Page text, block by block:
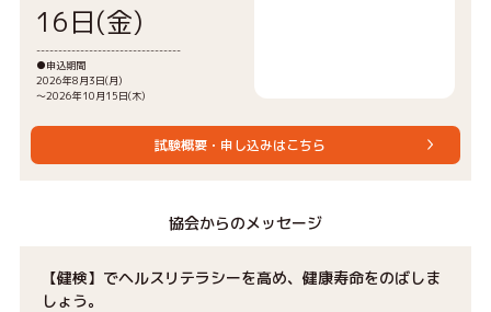
16日(金)
---------------------------------
●申込期間
2026年8月3日(月)
〜2026年10月15日(木)
試験概要・申し込みはこちら
協会からのメッセージ
【健検】でヘルスリテラシーを高め、健康寿命をのばしま
しょう。